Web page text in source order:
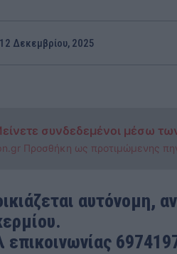
12 Δεκεμβρίου, 2025
συνδεδεμένοι μέσω
Προσθήκη ως προτιμώμενης
αυτόνομη,
επικοινωνίας